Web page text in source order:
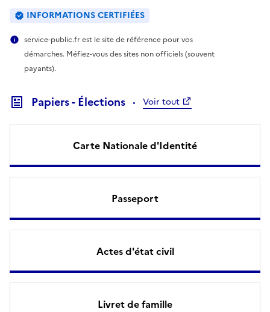
INFORMATIONS CERTIFIÉES
service-public.fr est le site de référence pour vos
démarches. Méfiez-vous des sites non officiels (souvent
payants).
Papiers - Élections Voir tout
Carte Nationale d'Identité
Passeport
Actes d'état civil
Livret de famille